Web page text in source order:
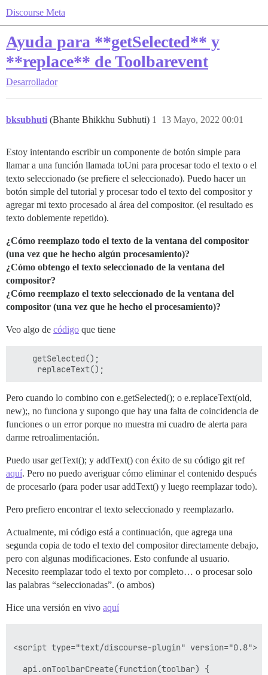
Discourse Meta
Ayuda para **getSelected** y
**replace** de Toolbarevent
Desarrollador
bksubhuti (Bhante Bhikkhu Subhuti) 13 Mayo, 2022 00:01
1
Estoy intentando escribir un componente de botón simple para
llamar a una función llamada toUni para procesar todo el texto o el
texto seleccionado (se prefiere el seleccionado). Puedo hacer un
botón simple del tutorial y procesar todo el texto del compositor y
agregar mi texto procesado al área del compositor. (el resultado es
texto doblemente repetido).
¿Cómo reemplazo todo el texto de la ventana del compositor
(una vez que he hecho algún procesamiento)?
¿Cómo obtengo el texto seleccionado de la ventana del
compositor?
¿Cómo reemplazo el texto seleccionado de la ventana del
compositor (una vez que he hecho el procesamiento)?
Veo algo de código que tiene
    getSelected();
Pero cuando lo combino con e.getSelected(); o e.replaceText(old,
new);, no funciona y supongo que hay una falta de coincidencia de
funciones o un error porque no muestra mi cuadro de alerta para
darme retroalimentación.
Puedo usar getText(); y addText() con éxito de su código git ref
aquí. Pero no puedo averiguar cómo eliminar el contenido después
de procesarlo (para poder usar addText() y luego reemplazar todo).
Pero prefiero encontrar el texto seleccionado y reemplazarlo.
Actualmente, mi código está a continuación, que agrega una
segunda copia de todo el texto del compositor directamente debajo,
pero con algunas modificaciones. Esto confunde al usuario.
Necesito reemplazar todo el texto por completo… o procesar solo
las palabras “seleccionadas”. (o ambos)
Hice una versión en vivo aquí
<script type="text/discourse-plugin" version="0.8">
  api.onToolbarCreate(function(toolbar) {